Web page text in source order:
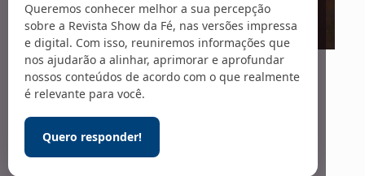
Queremos conhecer melhor a sua percepção
sobre a Revista Show da Fé, nas versões impressa
e digital. Com isso, reuniremos informações que
nos ajudarão a alinhar, aprimorar e aprofundar
nossos conteúdos de acordo com o que realmente
é relevante para você.
Quero responder!
Foto: Reprodução
Pregador
itinerante